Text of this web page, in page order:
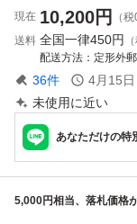
現在 10,200円
（
送料 全国一律450円
配送方法
定形外
36件 4月15
未使用に近い
あなただけの特
5,000円相当、落札価格